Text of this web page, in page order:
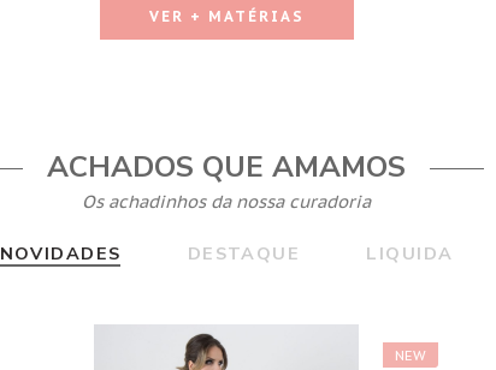
VER + MATÉRIAS
ACHADOS QUE AMAMOS
Os achadinhos da nossa curadoria
NOVIDADES DESTAQUE LIQUIDA
NEW